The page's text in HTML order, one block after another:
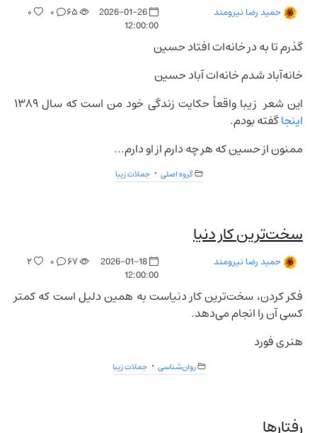
حمید رضا نیرومند
2026-01-26
12:00:00
۶۵ ۰ ۰
گذرم تا به در خانه‌ات افتاد حسین
خانه‌آباد شدم خانه‌ات آباد حسین
این شعر زیبا واقعاً حکایت زندگی خود من است که سال ۱۳۸۹
اینجاگفته بودم.
ممنون از حسین که هر چه دارم از او دارم...
گروه اصلی جملات زیبا
سخت‌ترین کار دنیا
حمید رضا نیرومند
2026-01-18
12:00:00
۶۷ ۰ ۲
فکر کردن، سخت‌ترین کار دنیاست به همین دلیل است که کمتر
کسی آن را انجام می‌دهد.
هنری فورد
روان‌شناسی جملات زیبا
رفتارها